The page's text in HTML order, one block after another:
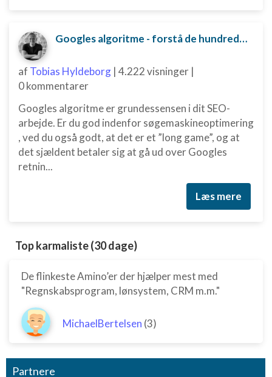
Googles algoritme - forstå de hundredvis af parametre bag
af Tobias Hyldeborg | 4.222 visninger |
0 kommentarer
Googles algoritme er grundessensen i dit SEO-
arbejde. Er du god indenfor søgemaskineoptimering
, ved du også godt, at det er et ”long game”, og at
det sjældent betaler sig at gå ud over Googles
retnin...
Læs mere
Top karmaliste (30 dage)
De flinkeste Amino’er der hjælper mest med
"Regnskabsprogram, lønsystem, CRM m.m."
MichaelBertelsen (3)
Partnere
Funktionel
Annoncering / marketing